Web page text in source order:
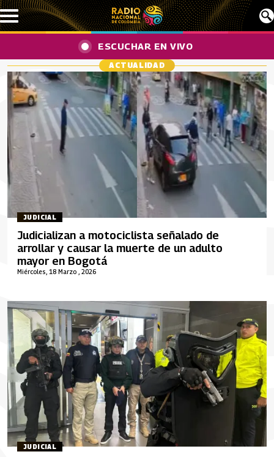
Pasar al contenido principal
ESCUCHAR EN VIVO
ACTUALIDAD
JUDICIAL
Miércoles, 18 Marzo , 2026
Judicializan a motociclista señalado de
arrollar y causar la muerte de un adulto
mayor en Bogotá
JUDICIAL